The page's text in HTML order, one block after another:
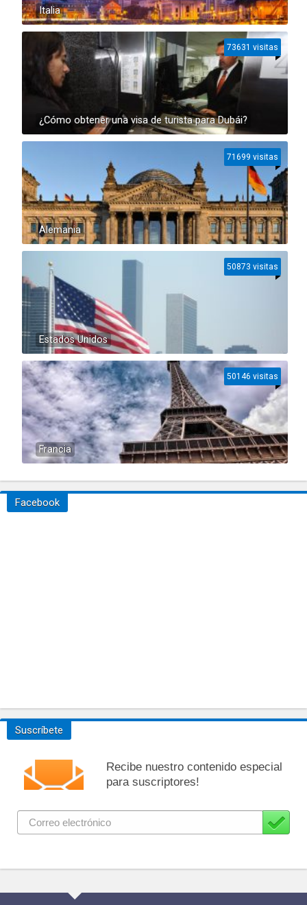
Italia
¿Cómo obtener una visa de turista para Dubái?
73631 visitas
Alemania
71699 visitas
Estados Unidos
50873 visitas
Francia
50146 visitas
Facebook
Suscríbete
Recibe nuestro contenido especial
para suscriptores!